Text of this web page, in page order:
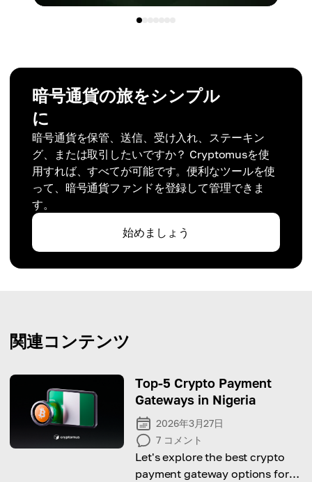
暗号通貨の旅をシンプル
に
暗号通貨を保管、送信、受け入れ、ステーキン
グ、または取引したいですか？ Cryptomusを使
用すれば、すべてが可能です。便利なツールを使
って、暗号通貨ファンドを登録して管理できま
す。
始めましょう
関連コンテンツ
Top-5 Crypto Payment
Gateways in Nigeria
2026年3月27日
7 コメント
Let's explore the best crypto
payment gateway options for